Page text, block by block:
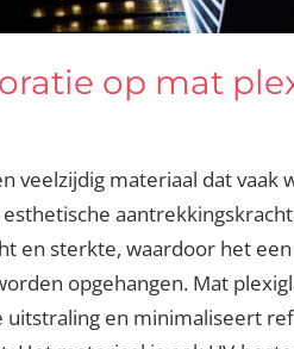
op mat
veelzijdig materiaal dat
en sterkte, waardoor het
opgehangen. Mat
uitstraling en minimaliseert